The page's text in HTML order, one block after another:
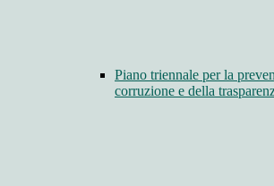
Piano triennale per la
corruzione e della